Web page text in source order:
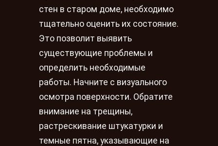
стен в старом доме, необходимо
тщательно оценить их состояние.
Это позволит выявить
существующие проблемы и
определить необходимые
работы. Начните с визуального
осмотра поверхности. Обратите
внимание на трещины,
растрескивание штукатурки и
темные пятна, указывающие на